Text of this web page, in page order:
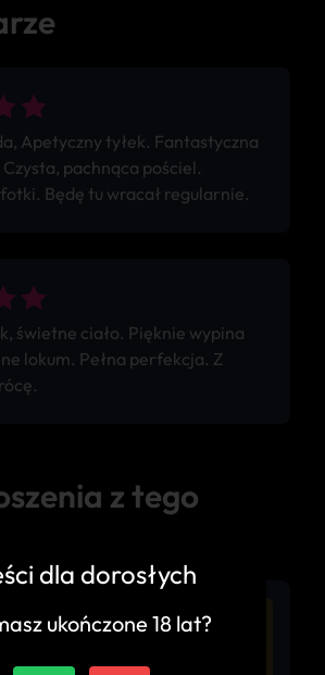
Apetyczny tyłek. Fantastyczna
pachnąca pościel.
Będę tu wracał regularnie.
świetne ciało. Pięknie wypina
lokum. Pełna perfekcja. Z
z tego
dla dorosłych
ukończone 18 lat?